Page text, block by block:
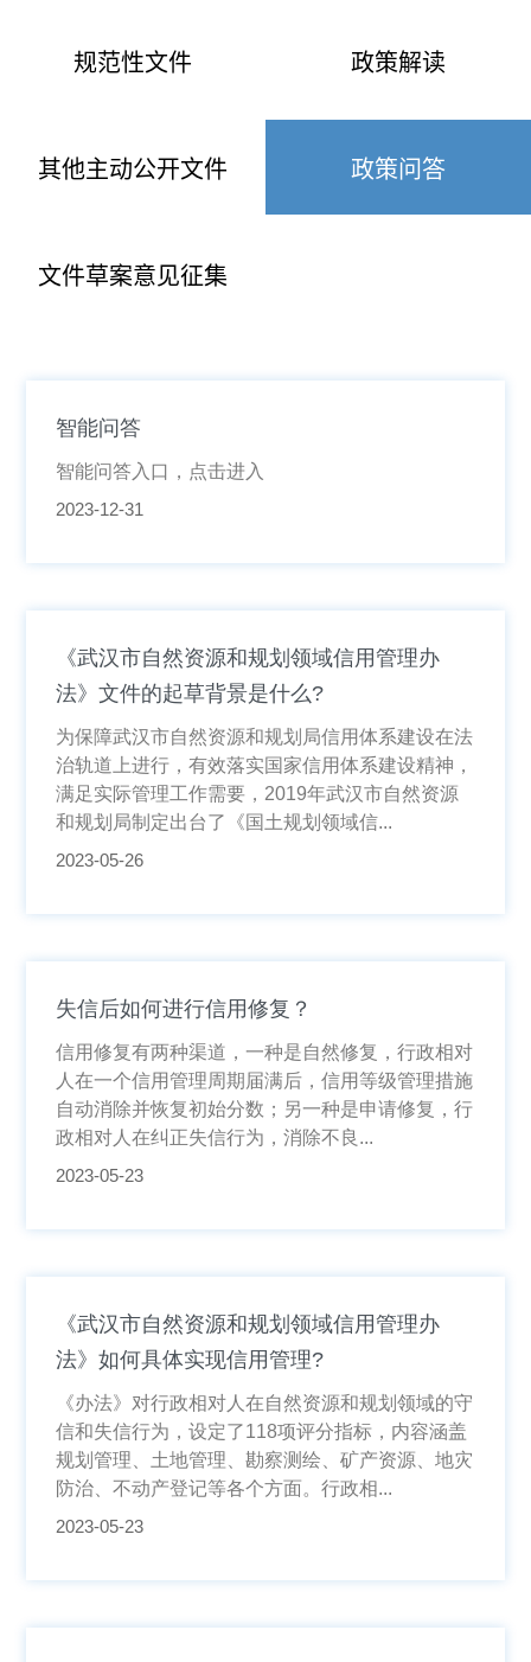
规范性文件 政策解读
其他主动公开文件 政策问答
文件草案意见征集
智能问答
智能问答入口，点击进入
2023-12-31
《武汉市自然资源和规划领域信用管理办
法》文件的起草背景是什么?
为保障武汉市自然资源和规划局信用体系建设在法
治轨道上进行，有效落实国家信用体系建设精神，
满足实际管理工作需要，2019年武汉市自然资源
和规划局制定出台了《国土规划领域信...
2023-05-26
失信后如何进行信用修复？
信用修复有两种渠道，一种是自然修复，行政相对
人在一个信用管理周期届满后，信用等级管理措施
自动消除并恢复初始分数；另一种是申请修复，行
政相对人在纠正失信行为，消除不良...
2023-05-23
《武汉市自然资源和规划领域信用管理办
法》如何具体实现信用管理?
《办法》对行政相对人在自然资源和规划领域的守
信和失信行为，设定了118项评分指标，内容涵盖
规划管理、土地管理、勘察测绘、矿产资源、地灾
防治、不动产登记等各个方面。行政相...
2023-05-23